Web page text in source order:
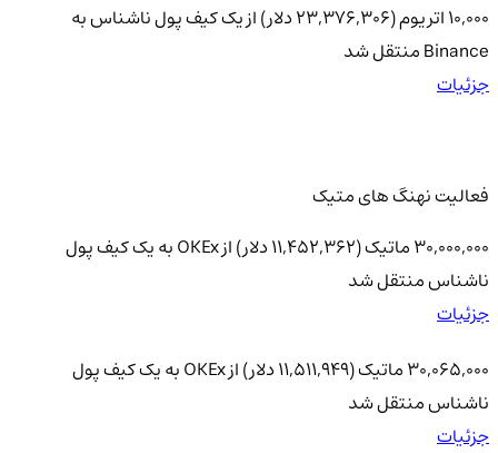
10,000 اتریوم (23,376,306 دلار) از یک کیف پول ناشناس به
Binance منتقل شد
جزئیات
فعالیت نهنگ های متیک
30,000,000 ماتیک (11,452,362 دلار) از OKEx به یک کیف پول
ناشناس منتقل شد
جزئیات
30,065,000 ماتیک (11,511,949 دلار) از OKEx به یک کیف پول
ناشناس منتقل شد
جزئیات